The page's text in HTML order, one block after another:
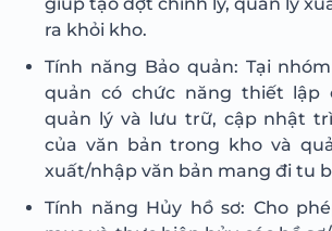
ra khỏi kho.
Tính năng Bảo quản: Tại
quản có chức năng thiết lập
quản lý và lưu trữ, cập nhật
của văn bản trong kho và
xuất/nhập văn bản mang đi tu
Tính năng Hủy hồ sơ: Cho